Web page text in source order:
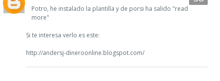
Potro, he instalado la plantilla y de porsi ha salido "read
more"
Si te interesa verlo es este:
http://andersj-dineroonline.blogspot.com/